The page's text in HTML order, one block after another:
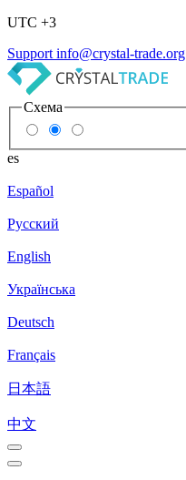
UTC +3
Support info@crystal-trade.org
Схема
es
Español
Русский
English
Українська
Deutsch
Français
日本語
中文